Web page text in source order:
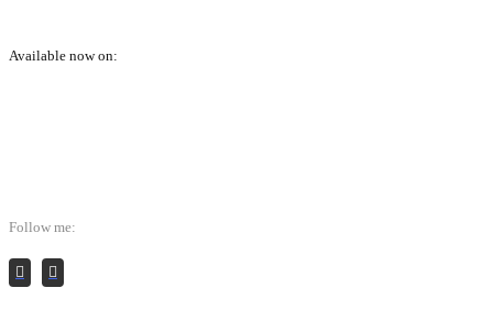
Available now on:
Follow me: